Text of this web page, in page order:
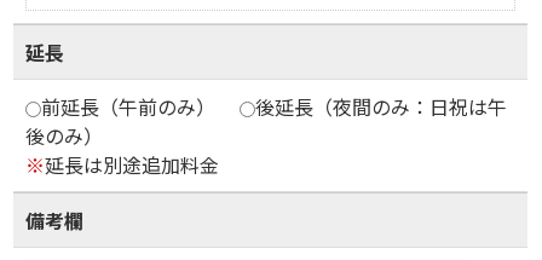
延長
前延長（午前のみ）
後延長（夜間のみ：日祝は午
後のみ）
※延長は別途追加料金
備考欄